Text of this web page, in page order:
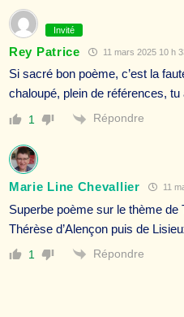
Invité
Rey Patrice 11 mars 2025 10 h
Si sacré bon poème, c’est la
chaloupé, plein de références, tu
1 Répondre
Marie Line Chevallier 11
Superbe poème sur le thème
Thérèse d’Alençon puis de
1 Répondre